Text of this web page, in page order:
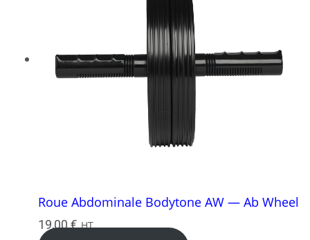
Roue Abdominale Bodytone AW — Ab Wheel
19,00€ HT